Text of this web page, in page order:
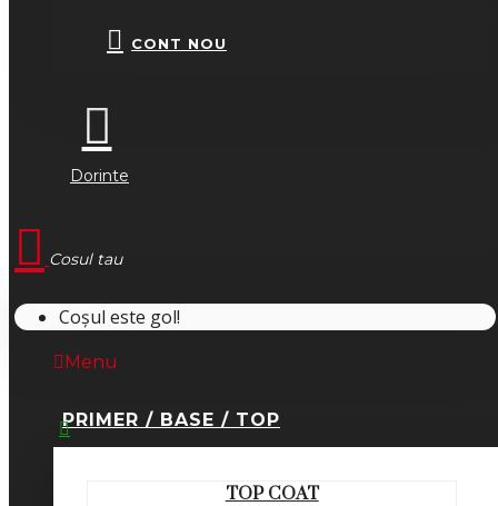
CONT NOU
Dorinte
Cosul tau
Coșul este gol!
Menu
PRIMER / BASE / TOP
TOP COAT
0745.677.518